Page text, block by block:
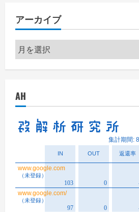
アーカイブ
ア
ー
ブ
AH